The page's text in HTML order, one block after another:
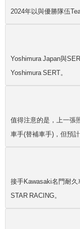
2024年以與優勝隊伍
Yoshimura Japan與
Yoshimura SERT。
值得注意的是，上一張
車手(替補車手)，但預
接手Kawasaki名門耐
STAR RACING。